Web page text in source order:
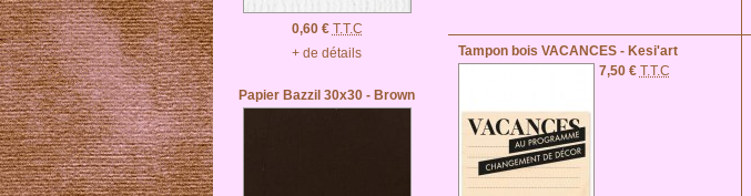
0,60 € T.T.C
+ de détails
Papier Bazzil 30x30 - Brown
Tampon bois VACANCES - Kesi'art
7,50 € T.T.C